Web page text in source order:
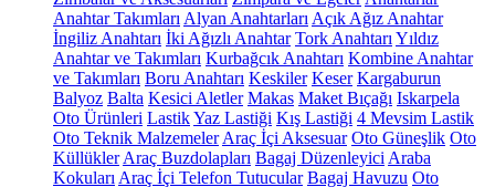
Anahtar Takımları Alyan Anahtarları Açık Ağız Anahtar
İngiliz Anahtarı İki Ağızlı Anahtar Tork Anahtarı Yıldız
Anahtar ve Takımları Kurbağcık Anahtarı Kombine Anahtar
ve Takımları Boru Anahtarı Keskiler Keser Kargaburun
Balyoz Balta Kesici Aletler Makas Maket Bıçağı Iskarpela
Oto Ürünleri LastikYaz Lastiği Kış Lastiği 4 Mevsim Lastik
Oto Teknik Malzemeler Araç İçi Aksesuar Oto Güneşlik Oto
Küllükler Araç Buzdolapları Bagaj Düzenleyici Araba
Kokuları Araç İçi Telefon Tutucular Bagaj Havuzu Oto